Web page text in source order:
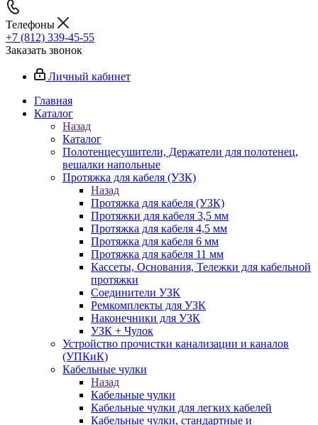
Телефоны
+7 (812) 339-45-55
Заказать звонок
Личный кабинет
Главная
Каталог
Назад
Каталог
Полотенцесушители, Держатели для полотенец,
вешалки напольные
Протяжка для кабеля (УЗК)
Назад
Протяжка для кабеля (УЗК)
Протяжки для кабеля 3,5 мм
Протяжка для кабеля 4,5 мм
Протяжка для кабеля 6 мм
Протяжка для кабеля 11 мм
Кассеты, Основания, Тележки для кабельной
протяжки
Соединители УЗК
Ремкомплекты для УЗК
Наконечники для УЗК
УЗК + Чулок
Устройство прочистки канализации и каналов
(УПКиК)
Кабельные чулки
Назад
Кабельные чулки
Кабельные чулки для легких кабелей
Кабельные чулки, стандартные и